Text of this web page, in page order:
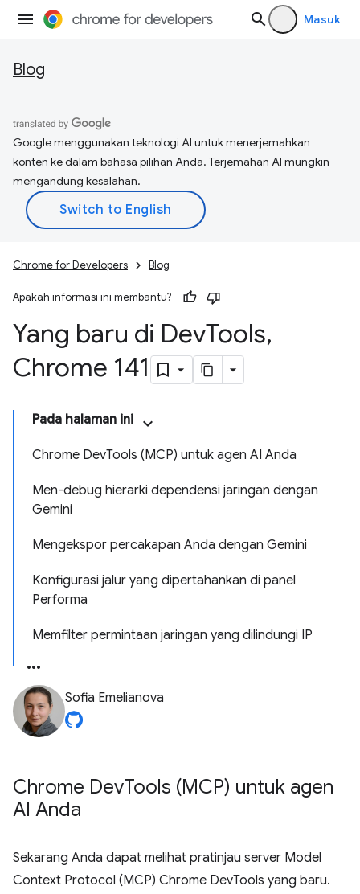
Masuk
Blog
Google menggunakan teknologi AI untuk menerjemahkan
konten ke dalam bahasa pilihan Anda. Terjemahan AI mungkin
mengandung kesalahan.
Chrome for Developers Blog
Apakah informasi ini membantu?
Yang baru di DevTools,
Chrome 141
Pada halaman ini
Chrome DevTools (MCP) untuk agen AI Anda
Men-debug hierarki dependensi jaringan dengan
Gemini
Mengekspor percakapan Anda dengan Gemini
Konfigurasi jalur yang dipertahankan di panel
Performa
Memfilter permintaan jaringan yang dilindungi IP
Sofia Emelianova
Chrome DevTools (MCP) untuk agen
AI Anda
Sekarang Anda dapat melihat pratinjau server Model
Context Protocol (MCP) Chrome DevTools yang baru.